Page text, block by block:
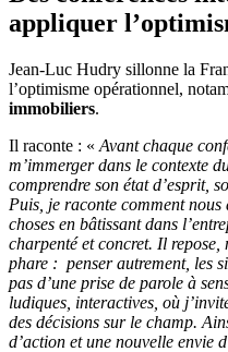
appliquer
Jean-Luc Hudry sillonne la
l’optimisme opérationnel,
immobiliers.
Il raconte : « Avant chaque
m’immerger dans le contexte
comprendre son état d’esprit,
Puis, je raconte comment
choses en bâtissant dans
charpenté et concret. Il repose,
phare : penser autrement, les
pas d’une prise de parole à
ludiques, interactives, où
des décisions sur le champ.
d’action et une nouvelle envie